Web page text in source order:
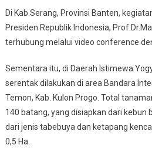
Di
Area
Di Kab.Serang, Provinsi Banten,
Presiden Republik Indonesia,
terhubung melalui video conference
Sementara itu, di Daerah Istimewa
serentak dilakukan di area Bandara
Temon, Kab. Kulon Progo. Total
140 batang, yang disiapkan dari kebun
dari jenis tabebuya dan ketapang
0,5 Ha.